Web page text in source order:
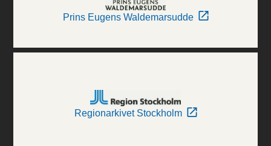
Prins Eugens Waldemarsudde
Regionarkivet Stockholm